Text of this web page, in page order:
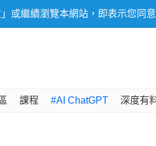
或繼續瀏覽本網站，即表示您同
課程 #AI ChatGPT 深度有